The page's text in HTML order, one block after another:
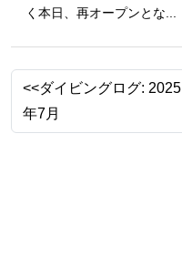
く本日、再オープンとな...
<<ダイビングログ: 2025
年7月